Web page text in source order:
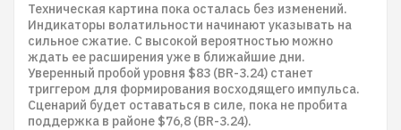
Техническая картина пока осталась без изменений.
Индикаторы волатильности начинают указывать на
сильное сжатие. С высокой вероятностью можно
ждать ее расширения уже в ближайшие дни.
Уверенный пробой уровня $83 (BR-3.24) станет
триггером для формирования восходящего импульса.
Сценарий будет оставаться в силе, пока не пробита
поддержка в районе $76,8 (BR-3.24).